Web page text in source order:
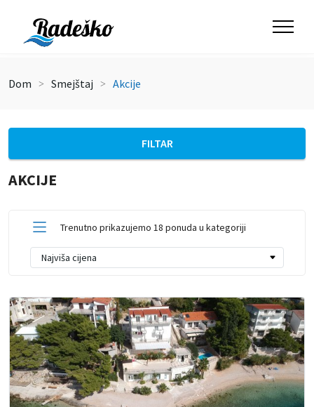
Dom Smejštaj Akcije
FILTAR
AKCIJE
Trenutno prikazujemo 18 ponuda u kategoriji